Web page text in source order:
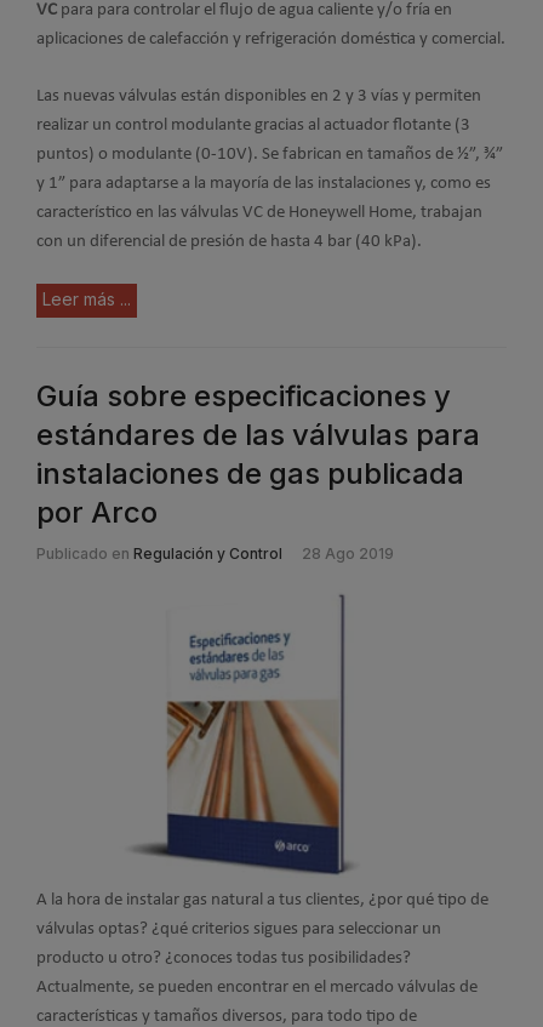
VC para para controlar el flujo de agua caliente y/o fría en
aplicaciones de calefacción y refrigeración doméstica y comercial.
Las nuevas válvulas están disponibles en 2 y 3 vías y permiten
realizar un control modulante gracias al actuador flotante (3
puntos) o modulante (0-10V). Se fabrican en tamaños de ½”, ¾”
y 1” para adaptarse a la mayoría de las instalaciones y, como es
característico en las válvulas VC de Honeywell Home, trabajan
con un diferencial de presión de hasta 4 bar (40 kPa).
Leer más ...
Guía sobre especificaciones y
estándares de las válvulas para
instalaciones de gas publicada
por Arco
Publicado en Regulación y Control 28 Ago 2019
A la hora de instalar gas natural a tus clientes, ¿por qué tipo de
válvulas optas? ¿qué criterios sigues para seleccionar un
producto u otro? ¿conoces todas tus posibilidades?
Actualmente, se pueden encontrar en el mercado válvulas de
características y tamaños diversos, para todo tipo de